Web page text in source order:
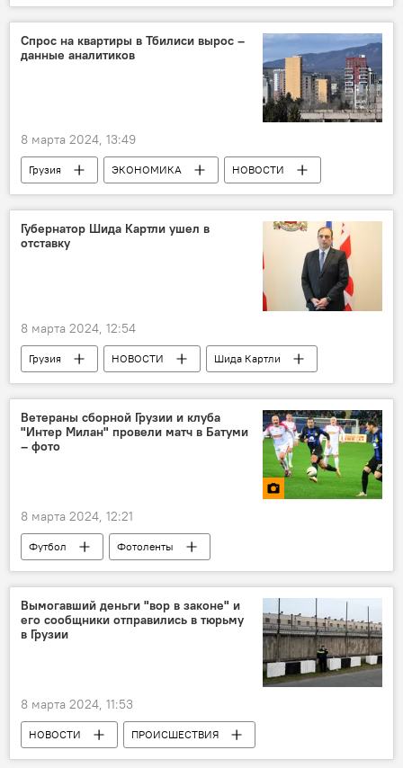
Китай Германия
Греция
Sputnik
Спрос на квартиры в Тбилиси вырос –
данные аналитиков
8 марта 2024, 13:49
Грузия ЭКОНОМИКА
НОВОСТИ
Тбилиси
Губернатор Шида Картли ушел в
отставку
8 марта 2024, 12:54
Грузия НОВОСТИ
Шида Картли
Гори
ПОЛИТИКА
Ветераны сборной Грузии и клуба
"Интер Милан" провели матч в Батуми
– фото
8 марта 2024, 12:21
Футбол
Фотоленты
Новости Грузии в фотографиях
Мультимедиа
Батуми
Ветераны
Спорт
СПОРТ
Вымогавший деньги "вор в законе" и
его сообщники отправились в тюрьму
в Грузии
8 марта 2024, 11:53
НОВОСТИ
ПРОИСШЕСТВИЯ
Грузия
Тбилисский городской суд